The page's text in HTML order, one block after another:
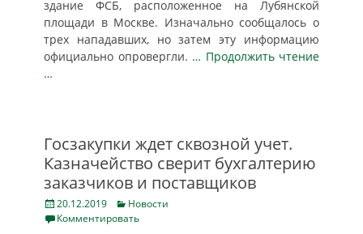
здание ФСБ, расположенное на Лубянской
площади в Москве. Изначально сообщалось о
трех нападавших, но затем эту информацию
официально опровергли. … Продолжить чтение
…
Госзакупки ждет сквозной учет.
Казначейство сверит бухгалтерию
заказчиков и поставщиков
Posted
on
20.12.2019 Categories
Новости
Комментировать